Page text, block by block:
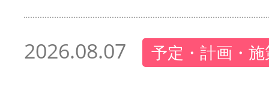
2026.08.07 予定・計画・